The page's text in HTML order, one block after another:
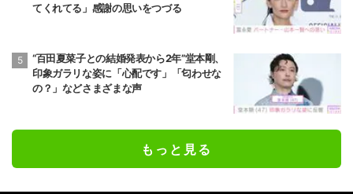
てくれてる」感謝の思いをつづる
“百田夏菜子との結婚発表から2年”堂本剛、
印象ガラリな姿に「心配です」「匂わせな
の？」などさまざまな声
もっと見る